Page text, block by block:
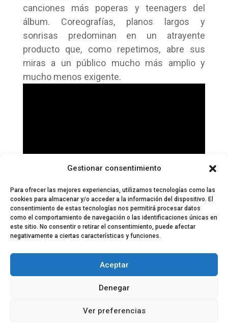
Gestionar consentimiento
Para ofrecer las mejores experiencias, utilizamos tecnologías como las
cookies para almacenar y/o acceder a la información del dispositivo. El
consentimiento de estas tecnologías nos permitirá procesar datos
como el comportamiento de navegación o las identificaciones únicas en
este sitio. No consentir o retirar el consentimiento, puede afectar
negativamente a ciertas características y funciones.
Aceptar
Denegar
Ver preferencias
canciones más poperas y teenagers del
álbum. Coreografías, planos largos y
sonrisas predominan en un atrayente
producto que, como repetimos, abre sus
miras a un público mucho más amplio y
mucho menos exigente.
Equipo EPDLT Contacto